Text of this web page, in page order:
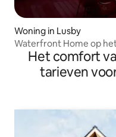
Woning in Lusby
Waterfront Home op
Het comfort
tarieven